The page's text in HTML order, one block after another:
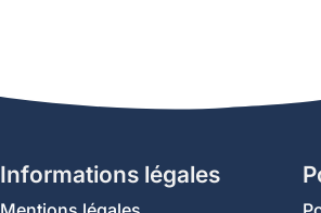
Informations légales